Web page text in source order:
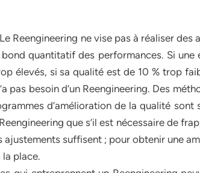
Reengineering ne vise pas à réaliser des
quantitatif des performances. Si une
élevés, si sa qualité est de 10 % trop
pas besoin d’un Reengineering. Des
d’amélioration de la qualité sont
que s’il est nécessaire de
ajustements suffisent ; pour obtenir une
la place.